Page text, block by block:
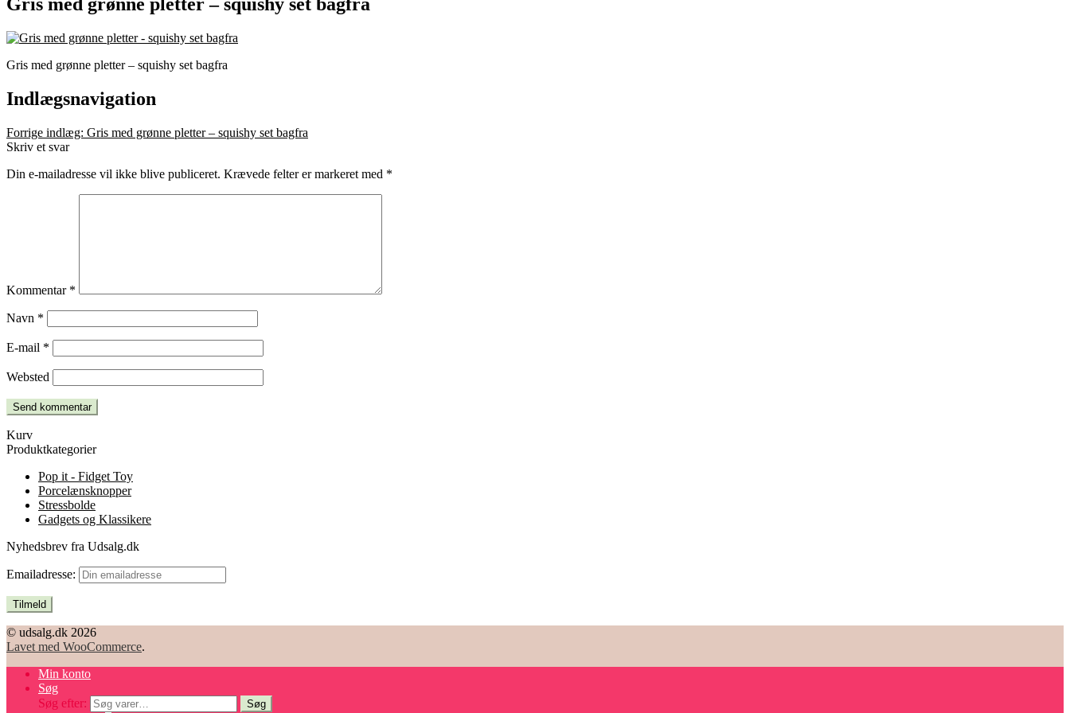
Gris med grønne pletter – squishy set bagfra
Indlægsnavigation
Forrige indlæg: Gris med grønne pletter – squishy set bagfra
Skriv et svar
Din e-mailadresse vil ikke blive publiceret. Krævede felter er markeret med *
Kommentar *
Navn *
E-mail *
Websted
Kurv
Produktkategorier
Pop it - Fidget Toy
Porcelænsknopper
Stressbolde
Gadgets og Klassikere
Nyhedsbrev fra Udsalg.dk
Emailadresse:
© udsalg.dk 2026
Lavet med WooCommerce.
Min konto
Søg
Søg efter:
Søg